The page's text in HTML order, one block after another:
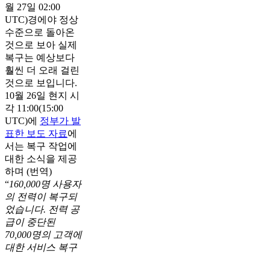
월 27일 02:00
UTC)경에야 정상
수준으로 돌아온
것으로 보아 실제
복구는 예상보다
훨씬 더 오래 걸린
것으로 보입니다.
10월 26일 현지 시
각 11:00(15:00
UTC)에 정부가 발
표한 보도 자료에
서는 복구 작업에
대한 소식을 제공
하며 (번역)
“160,000명 사용자
의 전력이 복구되
었습니다. 전력 공
급이 중단된
70,000명의 고객에
대한 서비스 복구